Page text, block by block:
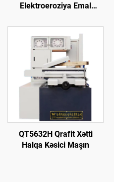
Elektroeroziya Emal
QT5632H Qrafit Xətti
Halqa Kəsici Maşın